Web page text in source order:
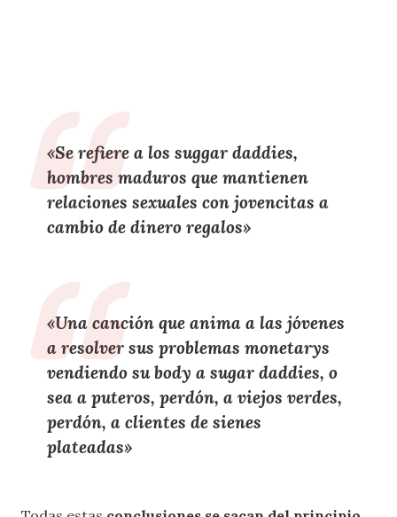
«Se refiere a los suggar daddies,
hombres maduros que mantienen
relaciones sexuales con jovencitas a
cambio de dinero regalos»
«Una canción que anima a las jóvenes
a resolver sus problemas monetarys
vendiendo su body a sugar daddies, o
sea a puteros, perdón, a viejos verdes,
perdón, a clientes de sienes
plateadas»